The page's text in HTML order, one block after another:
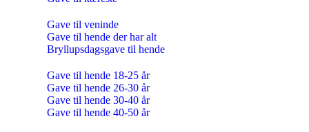
Gave til veninde
Gave til hende der har alt
Bryllupsdagsgave til hende
Gave til hende 18-25 år
Gave til hende 26-30 år
Gave til hende 30-40 år
Gave til hende 40-50 år